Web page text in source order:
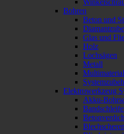
Bohren
Beton und
Glas und
Holz
Lochsägen
Metall
Multimaterial
Elektrowerkzeug
Akku-
Blechscheren